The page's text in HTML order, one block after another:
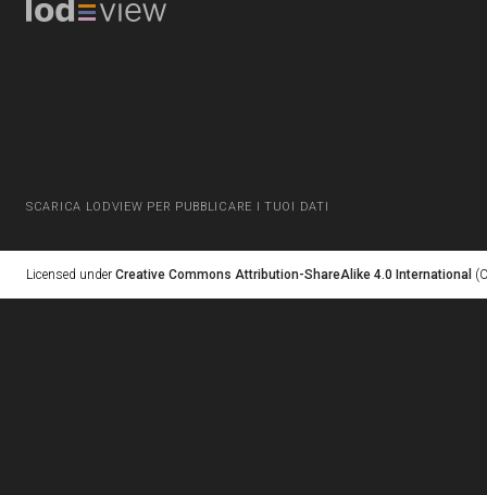
SCARICA LODVIEW PER PUBBLICARE I TUOI DATI
Licensed under Creative Commons Attribution-ShareAlike 4.0 International